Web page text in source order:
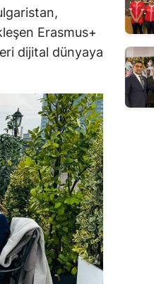
Erasmus+
dijital dünyaya